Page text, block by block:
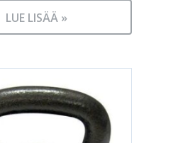
LUE LISÄÄ »